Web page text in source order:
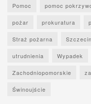
Pomoc pomoc
pożar prokuratura
Straż pożarna Szczecin
utrudnienia Wypadek
Zachodniopomorskie
Świnoujście